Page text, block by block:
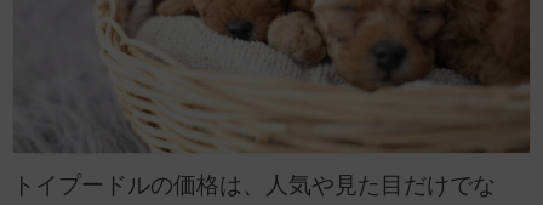
トイプードルの価格は、人気や見た目だけでな